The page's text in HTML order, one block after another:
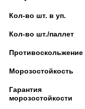
Кол-во шт. в уп.
Кол-во шт./паллет
Противоскольжение
Морозостойкость
Гарантия
морозостойкости